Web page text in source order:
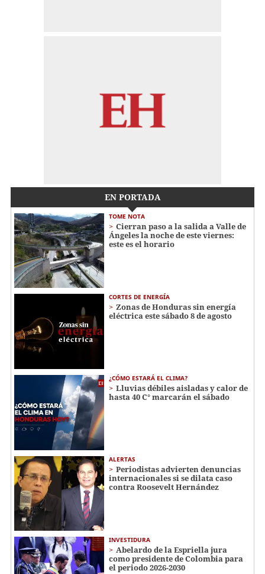
EN PORTADA
TOME NOTA
Cierran paso a la salida a Valle de
Ángeles la noche de este viernes:
este es el horario
CORTES DE ENERGÍA
Zonas de Honduras sin energía
eléctrica este sábado 8 de agosto
¿CÓMO ESTARÁ EL CLIMA?
Lluvias débiles aisladas y calor de
hasta 40 C° marcarán el sábado
ALERTAS
Periodistas advierten denuncias
internacionales si se dilata caso
contra Roosevelt Hernández
INVESTIDURA
Abelardo de la Espriella jura
como presidente de Colombia para
el periodo 2026-2030